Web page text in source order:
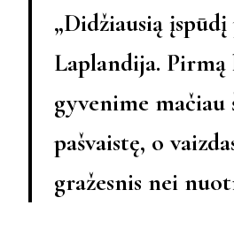
„Didžiausią
Laplandija.
gyvenime mačiau
pašvaistę, o
gražesnis nei